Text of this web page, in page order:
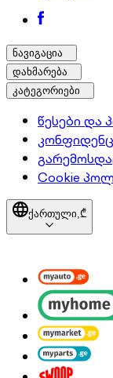
ნავიგაცია
დახმარება
კატეგორიები
წესები და
Cookie
ქართული,₾